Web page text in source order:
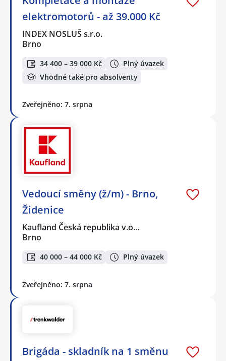
elektromotorů - až 39.000 Kč
INDEX NOSLUŠ s.r.o.
Brno
34 400 – 39 000 Kč
Plný úvazek
Vhodné také pro absolventy
Zveřejněno: 7. srpna
Vedoucí směny (ž/m) - Brno,
Židenice
Kaufland Česká republika v.o…
Brno
40 000 – 44 000 Kč Plný úvazek
Zveřejněno: 7. srpna
Brigáda - skladník na 1 směnu